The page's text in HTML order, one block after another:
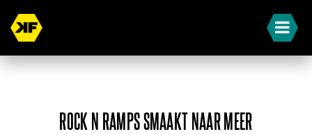
ROCK N RAMPS SMAAKT NAAR MEER